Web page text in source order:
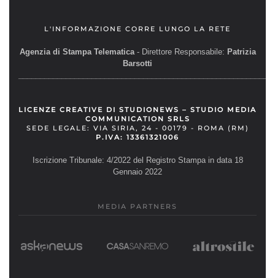
L'INFORMAZIONE CORRE LUNGO LA RETE
Agenzia di Stampa Telematica- Direttore Responsabile: Patrizia
Barsotti
LICENZE CREATIVE DI STUDIONEWS – STUDIO MEDIA
COMMUNICATION SRLS
SEDE LEGALE: VIA SIRIA, 24 - 00179 - ROMA (RM)
P.IVA: 13361321006
Iscrizione Tribunale: 4/2022 del Registro Stampa in data 18
Gennaio 2022
MEDIA PARTNERS